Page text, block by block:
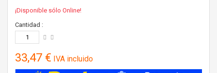
¡Disponible sólo Online!
Cantidad :
33,47 € IVA incluido